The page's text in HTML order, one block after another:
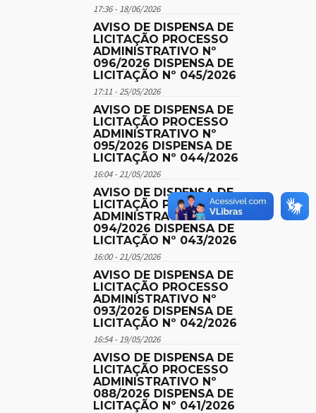
17:36 - 18/06/2026
AVISO DE DISPENSA DE
LICITAÇÃO PROCESSO
ADMINISTRATIVO Nº
096/2026 DISPENSA DE
LICITAÇÃO Nº 045/2026
17:11 - 25/05/2026
AVISO DE DISPENSA DE
LICITAÇÃO PROCESSO
ADMINISTRATIVO Nº
095/2026 DISPENSA DE
LICITAÇÃO Nº 044/2026
16:04 - 21/05/2026
AVISO DE DISPENSA DE
LICITAÇÃO PROCESSO
ADMINISTRATIVO Nº
094/2026 DISPENSA DE
LICITAÇÃO Nº 043/2026
16:00 - 21/05/2026
AVISO DE DISPENSA DE
LICITAÇÃO PROCESSO
ADMINISTRATIVO Nº
093/2026 DISPENSA DE
LICITAÇÃO Nº 042/2026
16:54 - 19/05/2026
AVISO DE DISPENSA DE
LICITAÇÃO PROCESSO
ADMINISTRATIVO Nº
088/2026 DISPENSA DE
LICITAÇÃO Nº 041/2026